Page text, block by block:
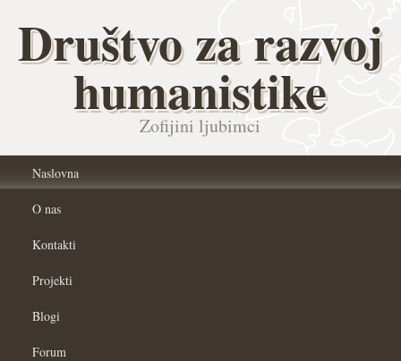
Društvo za razvoj
humanistike
Zofijini ljubimci
Naslovna
O nas
Kontakti
Projekti
Blogi
Forum